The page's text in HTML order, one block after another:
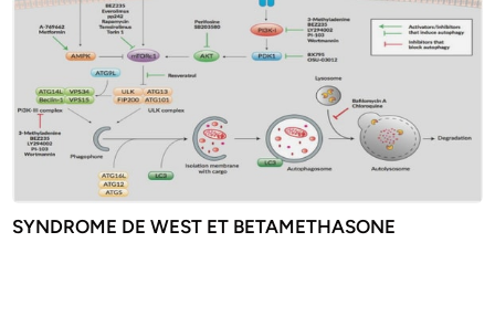
SYNDROME DE WEST ET BETAMETHASONE